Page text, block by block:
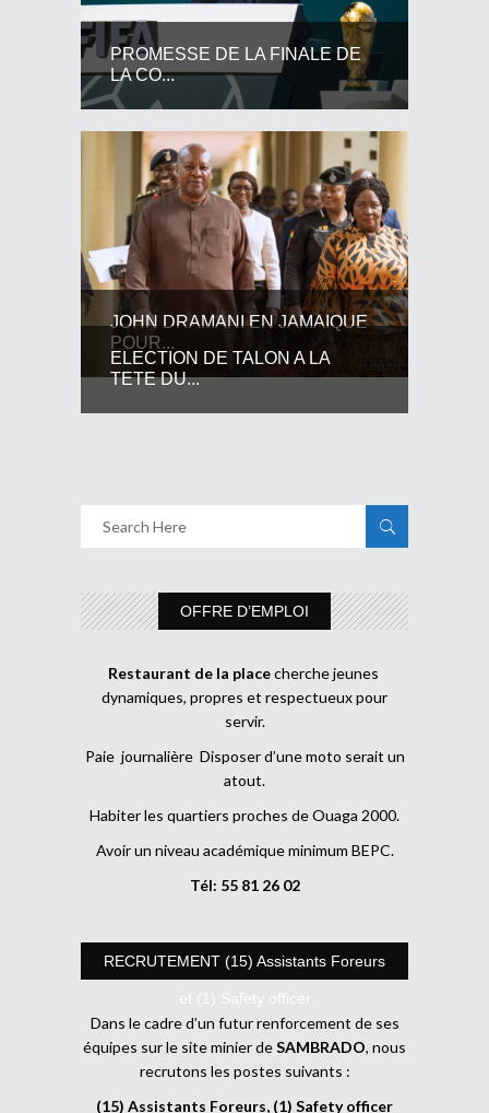
PROMESSE DE LA FINALE DE
LA CO...
JOHN DRAMANI EN JAMAIQUE
POUR...
ELECTION DE TALON A LA
TETE DU...
OFFRE D’EMPLOI
Restaurant de la placecherche jeunes
dynamiques, propres et respectueux pour
servir.
Paie journalière Disposer d’une moto serait un
atout.
Habiter les quartiers proches de Ouaga 2000.
Avoir un niveau académique minimum BEPC.
Tél: 55 81 26 02
RECRUTEMENT (15) Assistants Foreurs
et (1) Safety officer
Dans le cadre d’un futur renforcement de ses
équipes sur le site minier deSAMBRADO, nous
recrutons les postes suivants :
(15) Assistants Foreurs, (1) Safety officer